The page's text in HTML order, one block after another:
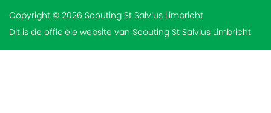
Copyright © 2026 Scouting St Salvius Limbricht
Dit is de officiële website van Scouting St Salvius Limbricht